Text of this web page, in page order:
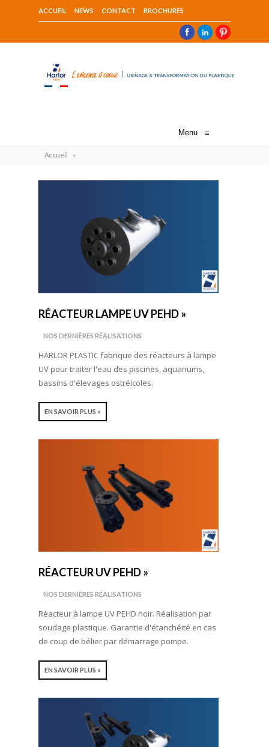
ACCUEIL NEWS CONTACT BROCHURES
Menu ≡
Accueil »
RÉACTEUR LAMPE UV PEHD »
NOS DERNIÈRES RÉALISATIONS
HARLOR PLASTIC fabrique des réacteurs à lampe
UV pour traiter l'eau des piscines, aquariums,
bassins d'élevages ostréicoles.
EN SAVOIR PLUS »
RÉACTEUR UV PEHD »
NOS DERNIÈRES RÉALISATIONS
Réacteur à lampe UV PEHD noir. Réalisation par
soudage plastique. Garantie d'étanchéité en cas
de coup de bélier par démarrage pompe.
EN SAVOIR PLUS »